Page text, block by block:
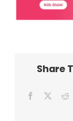
Share
Facebook